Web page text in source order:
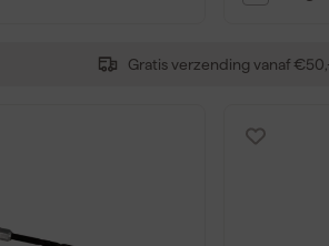
Gratis verzending vanaf